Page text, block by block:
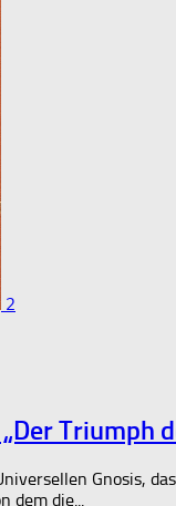
2
Triumph
Gnosis,
die...